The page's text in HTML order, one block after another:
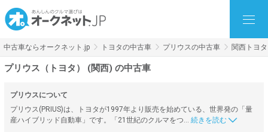
中古車ならオークネット.jp トヨタの中古車 プリウスの中古車 関西トヨ
プリウス（トヨタ） (関西) の中古車
プリウスについて
プリウス(PRIUS)は、トヨタが1997年より販売を始めている、世界発の「量
産ハイブリッド自動車」です。「21世紀のクルマをつ…